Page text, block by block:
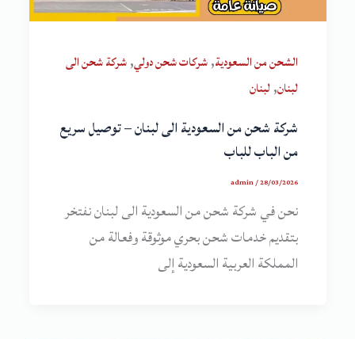
الشحن من السعودية,شركات شحن دولي,شركة شحن الى
لبنان,لبنان
شركة شحن من السعودية الى لبنان – توصيل سريع
من الباب للباب
admin/28/03/2026
نحن في شركة شحن من السعودية الى لبنان نفتخر
بتقديم خدمات شحن بحري موثوقة وفعالة من
المملكة العربية السعودية إلى